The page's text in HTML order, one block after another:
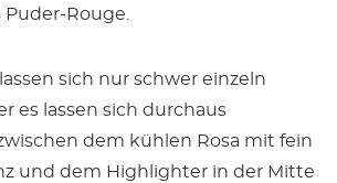
Rouge.
sich nur schwer einzeln
es lassen sich durchaus
dem kühlen Rosa mit fein
und dem Highlighter in der Mitte